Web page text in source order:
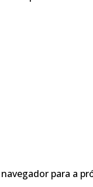
para a